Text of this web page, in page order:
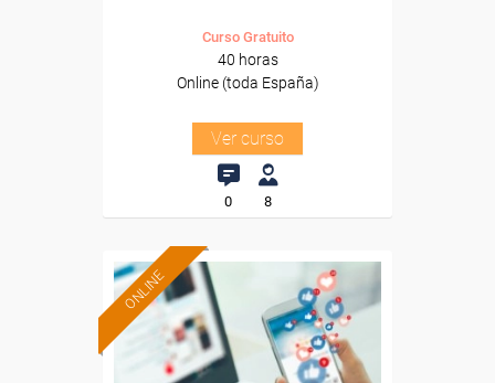
Curso Gratuito
40 horas
Online (toda España)
Ver curso
0 8
ONLINE
Formación 100%
subvencionada.